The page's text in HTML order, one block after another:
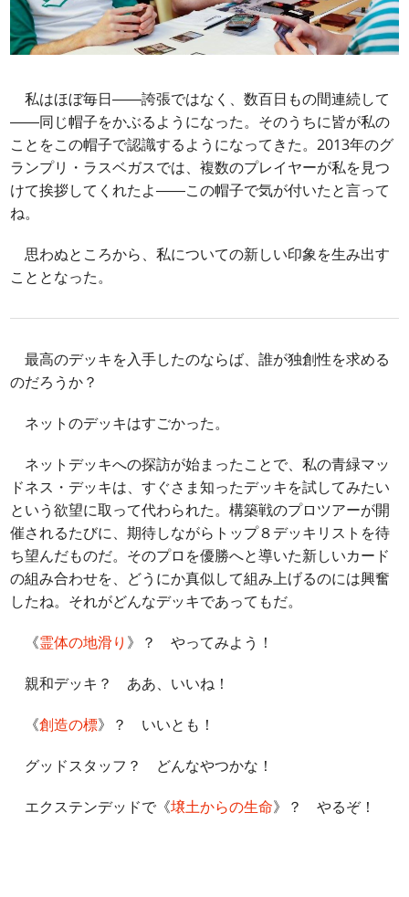
私はほぼ毎日――誇張ではなく、数百日もの間連続して
――同じ帽子をかぶるようになった。そのうちに皆が私の
ことをこの帽子で認識するようになってきた。2013年のグ
ランプリ・ラスベガスでは、複数のプレイヤーが私を見つ
けて挨拶してくれたよ――この帽子で気が付いたと言って
ね。
思わぬところから、私についての新しい印象を生み出す
こととなった。
最高のデッキを入手したのならば、誰が独創性を求める
のだろうか？
ネットのデッキはすごかった。
ネットデッキへの探訪が始まったことで、私の青緑マッ
ドネス・デッキは、すぐさま知ったデッキを試してみたい
という欲望に取って代わられた。構築戦のプロツアーが開
催されるたびに、期待しながらトップ８デッキリストを待
ち望んだものだ。そのプロを優勝へと導いた新しいカード
の組み合わせを、どうにか真似して組み上げるのには興奮
したね。それがどんなデッキであってもだ。
《霊体の地滑り 》？ やってみよう！
親和デッキ？ ああ、いいね！
《創造の標》？ いいとも！
グッドスタッフ？ どんなやつかな！
エクステンデッドで《壌土からの生命》？ やるぞ！